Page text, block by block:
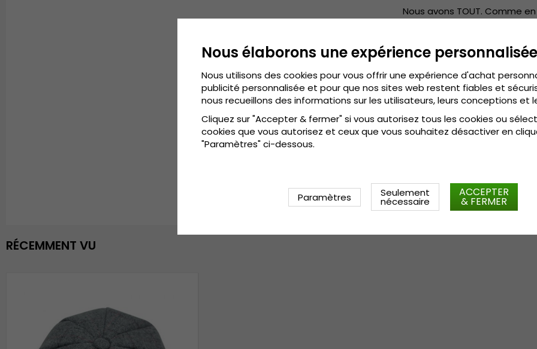
Nous avons TOUT. Comme
capable de vous fournir de
très intéressants. Créé sur
différentes parties de
centaines d’années
Informations détaillées:
Visière : 4 cm
Composition :
80 % polyester, 20 % l
Composition : 80 % polyester, 20 % l
RÉCEMMENT VU
Nous élaborons une expérience personnalisée
Nous utilisons des cookies pour vous offrir une expérience d'achat
publicité personnalisée et pour que nos sites web restent fiables et
nous recueillons des informations sur les utilisateurs, leurs conceptions et
Cliquez sur "Accepter & fermer" si vous autorisez tous les cookies ou
cookies que vous autorisez et ceux que vous souhaitez désactiver en
"Paramètres" ci-dessous.
Paramètres Seulement
nécessaire
ACCEPTER
& FERMER